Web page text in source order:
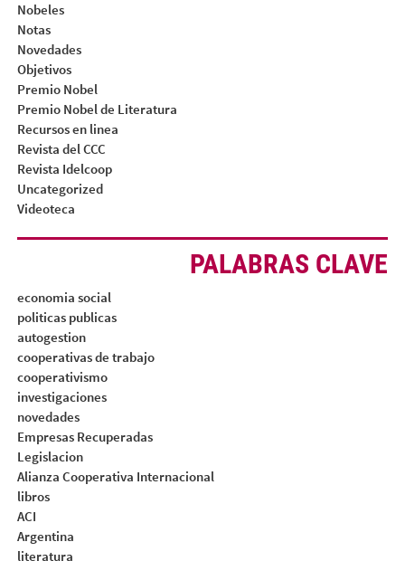
Nobeles
Notas
Novedades
Objetivos
Premio Nobel
Premio Nobel de Literatura
Recursos en linea
Revista del CCC
Revista Idelcoop
Uncategorized
Videoteca
PALABRAS CLAVE
economia social
politicas publicas
autogestion
cooperativas de trabajo
cooperativismo
investigaciones
novedades
Empresas Recuperadas
Legislacion
Alianza Cooperativa Internacional
libros
ACI
Argentina
literatura